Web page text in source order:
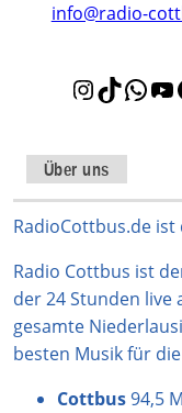
info@radio-
I
t
a
g
a
m
T
o
k
W
s
A
p
Über uns
RadioCottbus.de
Radio Cottbus ist
der 24 Stunden
gesamte
besten Musik für
Cottbus94,5